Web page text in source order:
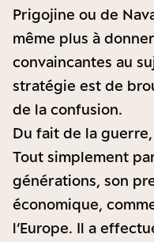
Prigojine ou de
même plus à
convaincantes au
stratégie est de
de la confusion.
Du fait de la
Tout simplement
générations, son
économique,
l‘Europe. Il a